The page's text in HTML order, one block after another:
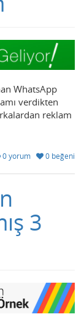
WhatsApp
verdikten
reklam
0 yorum
0 beğeni
3